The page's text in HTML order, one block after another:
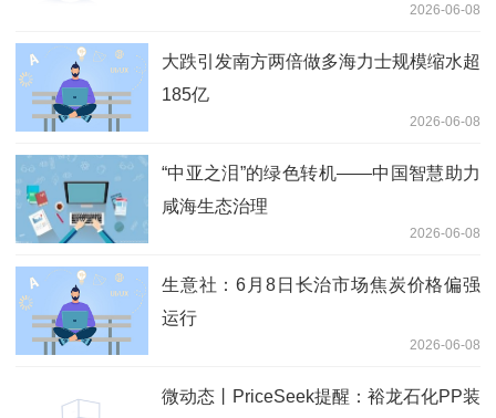
2026-06-08
大跌引发南方两倍做多海力士规模缩水超
185亿
2026-06-08
“中亚之泪”的绿色转机——中国智慧助力
咸海生态治理
2026-06-08
生意社：6月8日长治市场焦炭价格偏强
运行
2026-06-08
微动态丨PriceSeek提醒：裕龙石化PP装